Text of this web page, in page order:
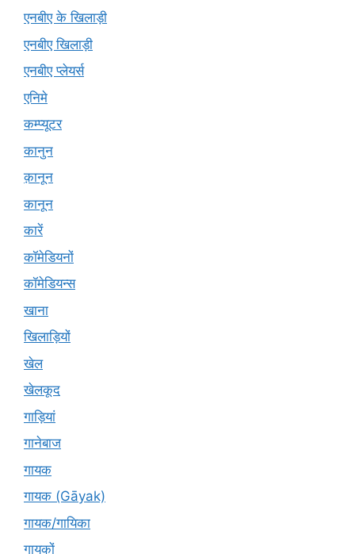
एनबीए के खिलाड़ी
एनबीए खिलाड़ी
एनबीए प्लेयर्स
एनिमे
कम्प्यूटर
कानुन
क़ानून
कानून
कारें
कॉमेडियनों
कॉमेडियन्स
खाना
खिलाड़ियों
खेल
खेलकूद
गाड़ियां
गानेबाज
गायक
गायक (Gāyak)
गायक/गायिका
गायकों